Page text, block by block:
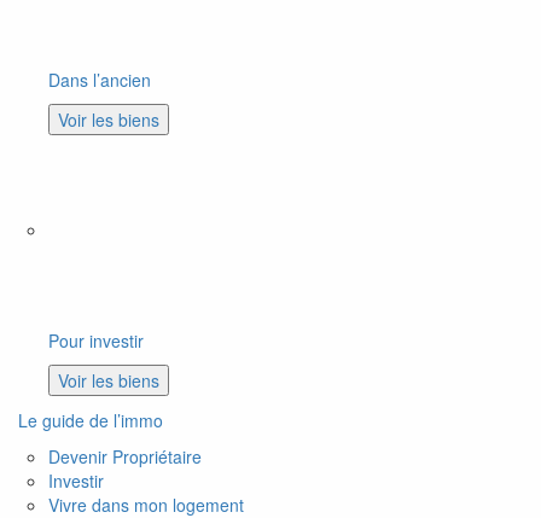
Dans l’ancien
Voir les biens
Pour investir
Voir les biens
Le guide de l’immo
Devenir Propriétaire
Investir
Vivre dans mon logement